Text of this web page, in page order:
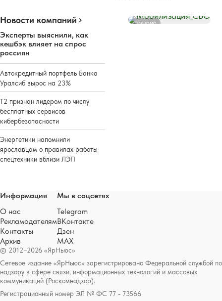
Новости компаний
Эксперты выяснили, как
кешбэк влияет на спрос
россиян
Автокредитный портфель Банка
Уралсиб вырос на 23%
Т2 признан лидером по числу
бесплатных сервисов
кибербезопасности
Энергетики напомнили
ярославцам о правилах работы
спецтехники вблизи ЛЭП
Реклама
© 2012–2026 «ЯрНьюс»
Сетевое издание «ЯрНьюс» зарегистрировано Федеральной службой по
надзору в сфере связи, информационных технологий и массовых
коммуникаций (Роскомнадзор).
Регистрационный номер ЭЛ № ФС 77 - 73566
Информация
О нас
Рекламодателям
Контакты
Архив
Мы в соцсетях
Telegram
ВКонтакте
Дзен
MAX